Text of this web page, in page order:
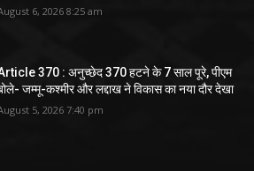
6, 2026 8:25 am
370 : अनुच्छेद 370 हटने के 7 साल पूरे, पीएम
जम्मू-कश्मीर और लद्दाख ने विकास का नया दौर देखा
5, 2026 7:40 pm